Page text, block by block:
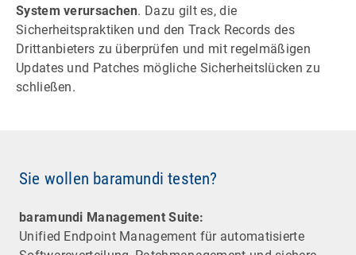
System verursachen. Dazu gilt es, die
Sicherheitspraktiken und den Track Records des
Drittanbieters zu überprüfen und mit regelmäßigen
Updates und Patches mögliche Sicherheitslücken zu
schließen.
Sie wollen baramundi testen?
baramundi Management Suite:
Unified Endpoint Management für automatisierte